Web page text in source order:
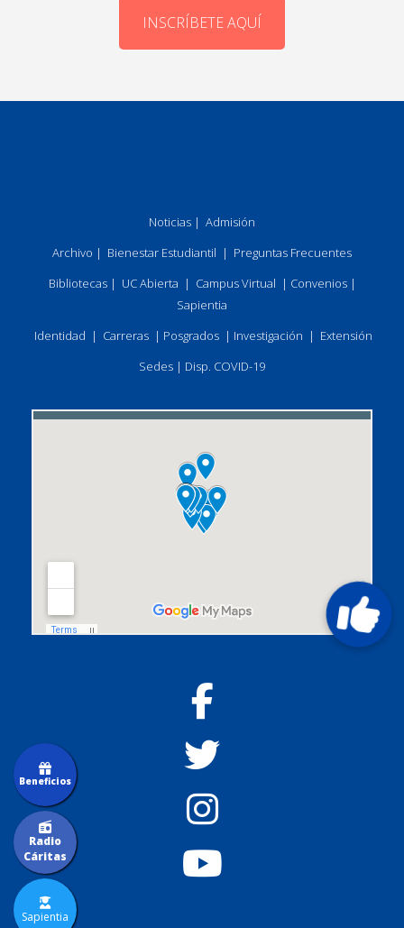
INSCRÍBETE AQUÍ
Noticias | Admisión
Archivo | Bienestar Estudiantil | Preguntas Frecuentes
Bibliotecas| UC Abierta | Campus Virtual | Convenios|
Sapientia
Identidad | Carreras | Posgrados | Investigación | Extensión
Sedes | Disp. COVID-19
Sapientia
Radio
Cáritas
Beneficios